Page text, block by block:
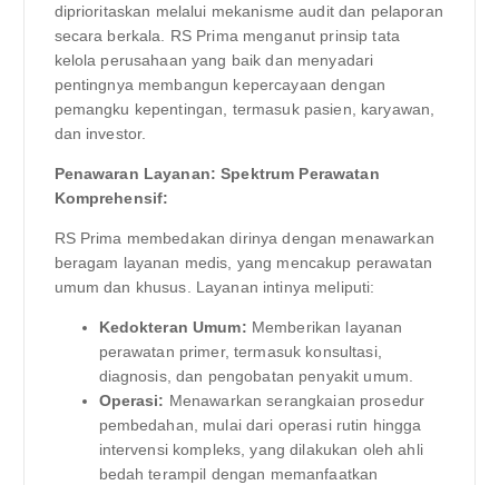
diprioritaskan melalui mekanisme audit dan pelaporan
secara berkala. RS Prima menganut prinsip tata
kelola perusahaan yang baik dan menyadari
pentingnya membangun kepercayaan dengan
pemangku kepentingan, termasuk pasien, karyawan,
dan investor.
Penawaran Layanan: Spektrum Perawatan
Komprehensif:
RS Prima membedakan dirinya dengan menawarkan
beragam layanan medis, yang mencakup perawatan
umum dan khusus. Layanan intinya meliputi:
Kedokteran Umum: Memberikan layanan
perawatan primer, termasuk konsultasi,
diagnosis, dan pengobatan penyakit umum.
Operasi: Menawarkan serangkaian prosedur
pembedahan, mulai dari operasi rutin hingga
intervensi kompleks, yang dilakukan oleh ahli
bedah terampil dengan memanfaatkan